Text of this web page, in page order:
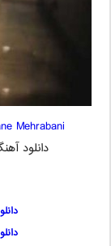
Mehrabani
دانلود